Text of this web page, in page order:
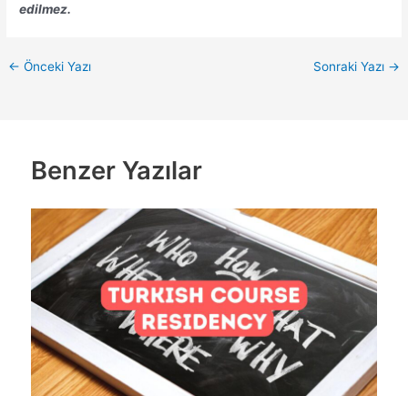
edilmez.
← Önceki Yazı Sonraki Yazı →
Benzer Yazılar